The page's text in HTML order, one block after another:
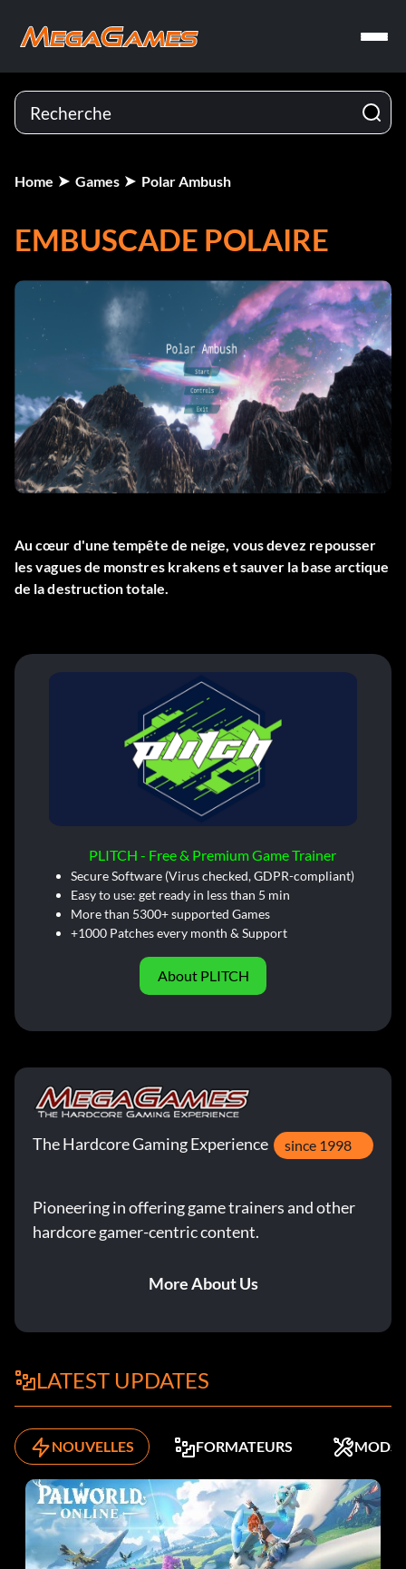
Home Games Polar Ambush
EMBUSCADE POLAIRE
Au cœur d'une tempête de neige, vous devez repousser
les vagues de monstres krakens et sauver la base arctique
de la destruction totale.
PLITCH - Free & Premium Game Trainer
Secure Software (Virus checked, GDPR-compliant)
Easy to use: get ready in less than 5 min
More than 5300+ supported Games
+1000 Patches every month & Support
About PLITCH
The Hardcore Gaming Experience since 1998
Pioneering in offering game trainers and other
hardcore gamer-centric content.
More About Us
LATEST UPDATES
NOUVELLES FORMATEURS MODS